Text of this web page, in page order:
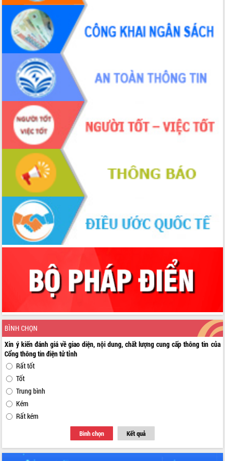
BÌNH CHỌN
Xin ý kiến đánh giá về giao diện, nội dung, chất lượng cung cấp thông tin của
Cổng thông tin điện tử tỉnh
Rất tốt
Tốt
Trung bình
Kém
Rất kém
Bình chọn Kết quả